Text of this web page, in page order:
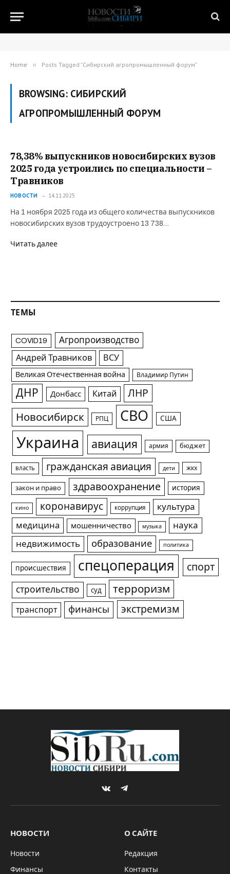
Home » Posts Tagged "Сибирский агропромышленный форум"
BROWSING: СИБИРСКИЙ
АГРОПРОМЫШЛЕННЫЙ ФОРУМ
78,38% выпускников новосибирских вузов
2025 года устроились по специальности –
Травников
НОВОСТИ 14.11.2025
На 1 ноября 2025 года из общего количества выпускников
новосибирских вузов трудоустроено 13 738…
Читать далее
ТЕМЫ
COVID19 Агропроизводство
Андрей Травников ВСУ
Великая Отечественная война Владимир Путин
ДНР Донбасс Китай ЛНР
Новосибирск РПЦ СВО США
Украина авиация армия бюджет
власть гражданская авиация дети жкх
закон и право здравоохранение история
кино коронавирус коррупция
культура
медицина
мошенничество музыка
наука
недвижимость
образование политика
происшествия спецоперация спорт
строительство суд терроризм
транспорт финансы экстремизм
VKontakteTelegram
НОВОСТИ
Новости
Финансы
О САЙТЕ
Редакция
Контакты